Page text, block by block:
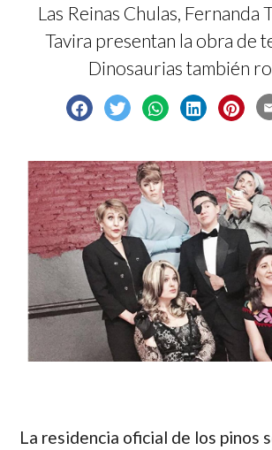
Las Reinas Chulas, Fernanda
Tavira presentan la obra de
Dinosaurias también
La residencia oficial de los pinos